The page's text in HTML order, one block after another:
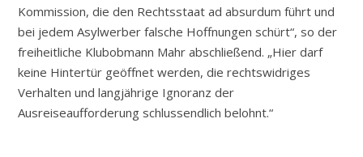
Kommission, die den Rechtsstaat ad absurdum führt und
bei jedem Asylwerber falsche Hoffnungen schürt“, so der
freiheitliche Klubobmann Mahr abschließend. „Hier darf
keine Hintertür geöffnet werden, die rechtswidriges
Verhalten und langjährige Ignoranz der
Ausreiseaufforderung schlussendlich belohnt.“